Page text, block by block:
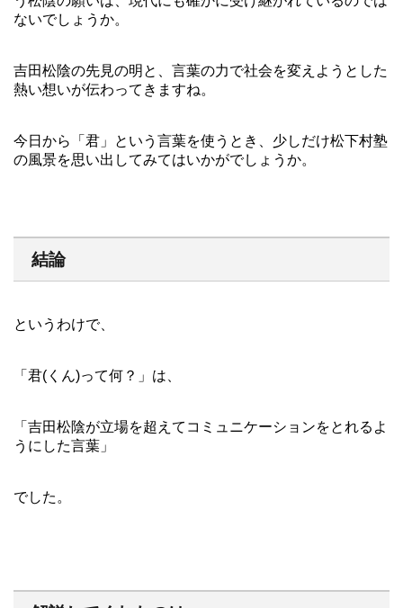
ないでしょうか。
吉田松陰の先見の明と、言葉の力で社会を変えようとした
熱い想いが伝わってきますね。
今日から「君」という言葉を使うとき、少しだけ松下村塾
の風景を思い出してみてはいかがでしょうか。
結論
というわけで、
「君(くん)って何？」は、
「吉田松陰が立場を超えてコミュニケーションをとれるよ
うにした言葉」
でした。